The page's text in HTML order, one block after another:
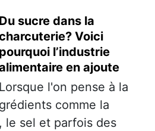
Du sucre dans la
Voici
pourquoi l’industrie
en ajoute
Lorsque l'on pense à la
comme la
le sel et parfois des